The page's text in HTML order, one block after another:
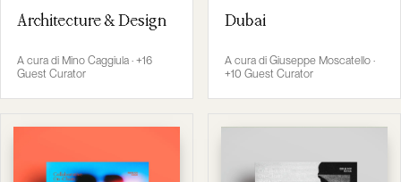
Architecture & Design
A cura di Mino Caggiula · +16
Guest Curator
Dubai
A cura di Giuseppe Moscatello ·
+10 Guest Curator